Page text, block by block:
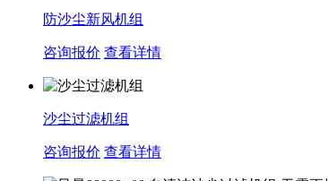
防沙尘新风机组
咨询报价 查看详情
沙尘过滤机组
咨询报价 查看详情